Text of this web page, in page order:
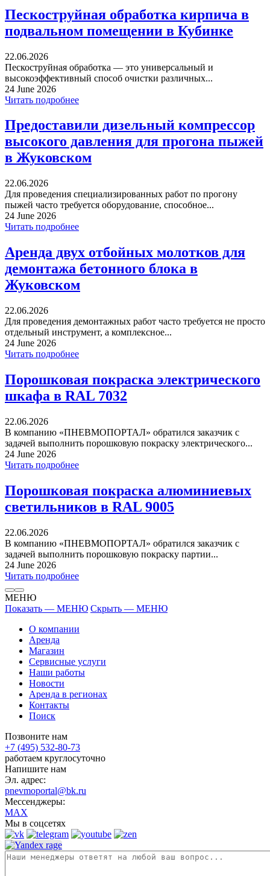
Пескоструйная обработка кирпича в
подвальном помещении в Кубинке
22.06.2026
Пескоструйная обработка — это универсальный и
высокоэффективный способ очистки различных...
24 June 2026
Читать подробнее
Предоставили дизельный компрессор
высокого давления для прогона пыжей
в Жуковском
22.06.2026
Для проведения специализированных работ по прогону
пыжей часто требуется оборудование, способное...
24 June 2026
Читать подробнее
Аренда двух отбойных молотков для
демонтажа бетонного блока в
Жуковском
22.06.2026
Для проведения демонтажных работ часто требуется не просто
отдельный инструмент, а комплексное...
24 June 2026
Читать подробнее
Порошковая покраска электрического
шкафа в RAL 7032
22.06.2026
В компанию «ПНЕВМОПОРТАЛ» обратился заказчик с
задачей выполнить порошковую покраску электрического...
24 June 2026
Читать подробнее
Порошковая покраска алюминиевых
светильников в RAL 9005
22.06.2026
В компанию «ПНЕВМОПОРТАЛ» обратился заказчик с
задачей выполнить порошковую покраску партии...
24 June 2026
Читать подробнее
МЕНЮ
Показать — МЕНЮ Скрыть — МЕНЮ
О компании
Аренда
Магазин
Сервисные услуги
Наши работы
Новости
Аренда в регионах
Контакты
Поиск
Позвоните нам
+7 (495) 532-80-73
работаем круглосуточно
Напишите нам
Эл. адрес:
pnevmoportal@bk.ru
Мессенджеры:
MAX
Мы в соцсетях